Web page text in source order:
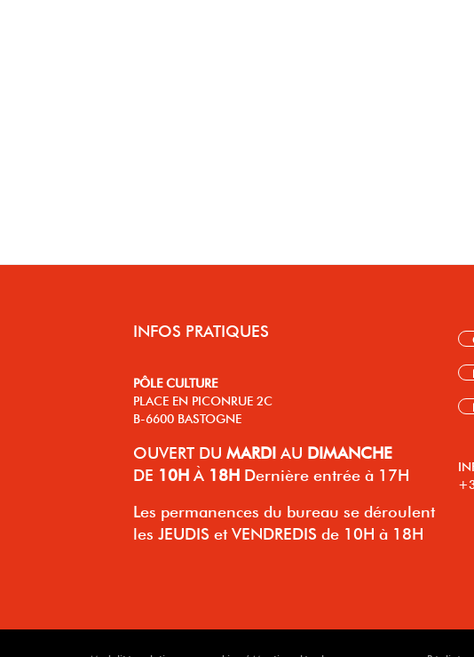
INFOS PRATIQUES
PÔLE CULTURE
PLACE EN PICONRUE 2C
B-6600 BASTOGNE
OUVERT DU MARDI AU DIMANCHE
DE 10H À 18H Dernière entrée à 17H
Les permanences du bureau se déroulent
les JEUDIS et VENDREDIS de 10H à 18H